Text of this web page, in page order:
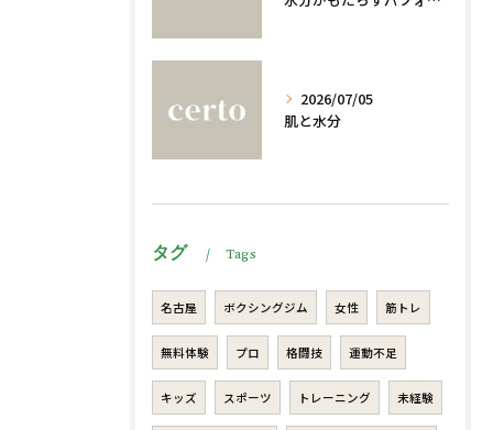
2026/07/05
肌と水分
タグ Tags
名古屋 ボクシングジム 女性 筋トレ
無料体験 プロ 格闘技 運動不足
キッズ スポーツ トレーニング 未経験